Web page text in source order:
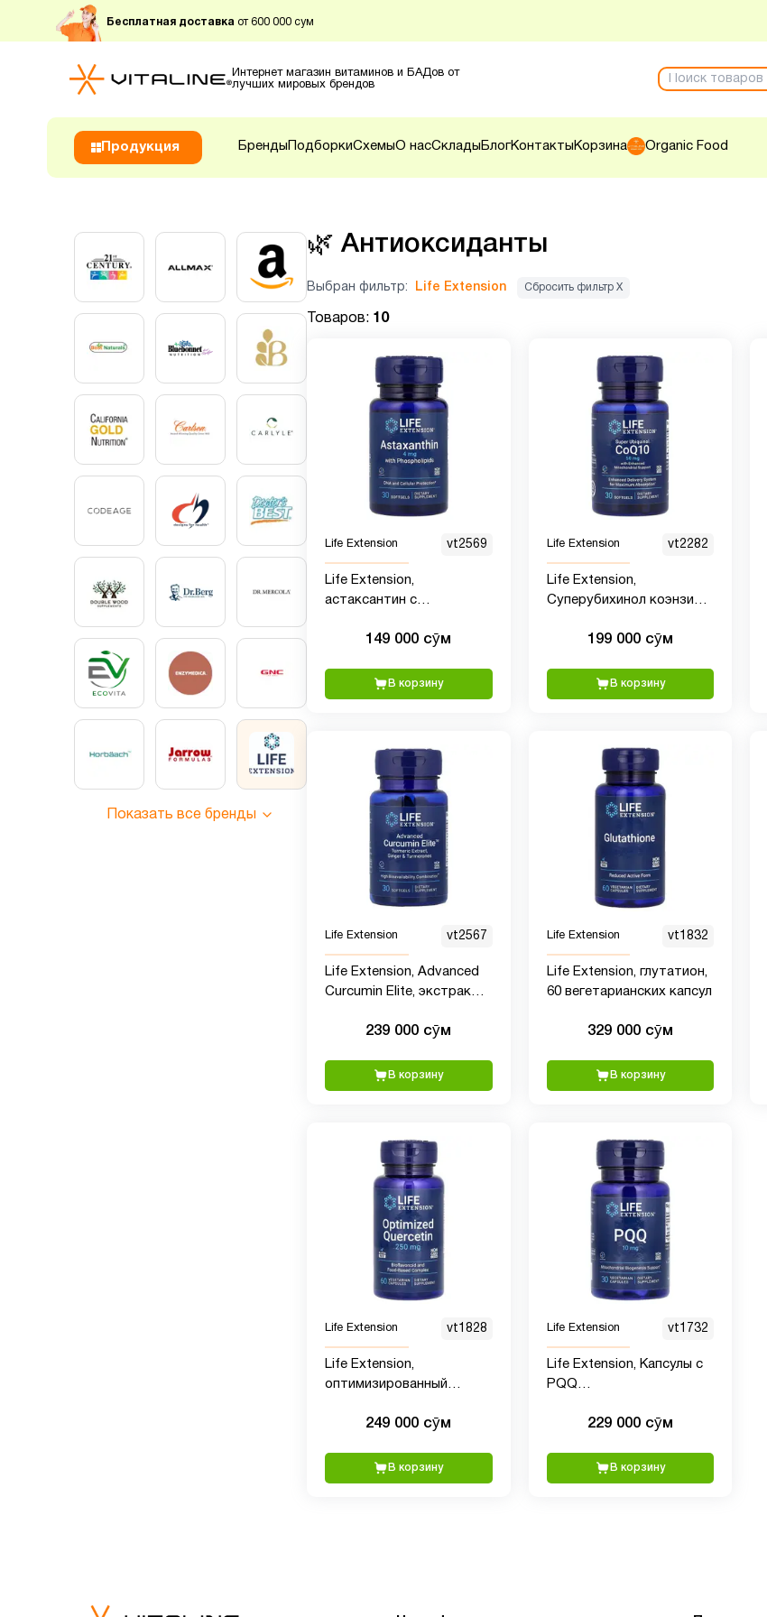
Бесплатная доставка от 600 000 сум
Интернет магазин витаминов и БАДов от
лучших мировых брендов
Продукция Бренды ПодборкиСхемыО насСклады БлогКонтакты Корзина Organic Food
Показать все бренды
🌿 Антиоксиданты
Выбран фильтр: Life Extension Сбросить фильтр Х
Товаров: 10
Life Extension vt2569
Life Extension,
астаксантин с
капсул149 000 сӯм
В корзину
Life Extension vt2282
Life Extension,
Суперубихинол коэнзим
поддержкой
таблеток
199 000 сӯм
В корзину
Life Extension vt2567
Life Extension, Advanced
Curcumin Elite, экстракт
турмероны, 30 капсул
239 000 сӯм
В корзину
Life Extension vt1832
Life Extension, глутатион,
60 вегетарианских капсул
329 000 сӯм
В корзину
Life Extension vt1828
Life Extension,
оптимизированный
вегетарианских капсул
249 000 сӯм
В корзину
Life Extension vt1732
Life Extension, Капсулы с
PQQ
10 мг, 60 вегетарианских229 000 сӯм
В корзину